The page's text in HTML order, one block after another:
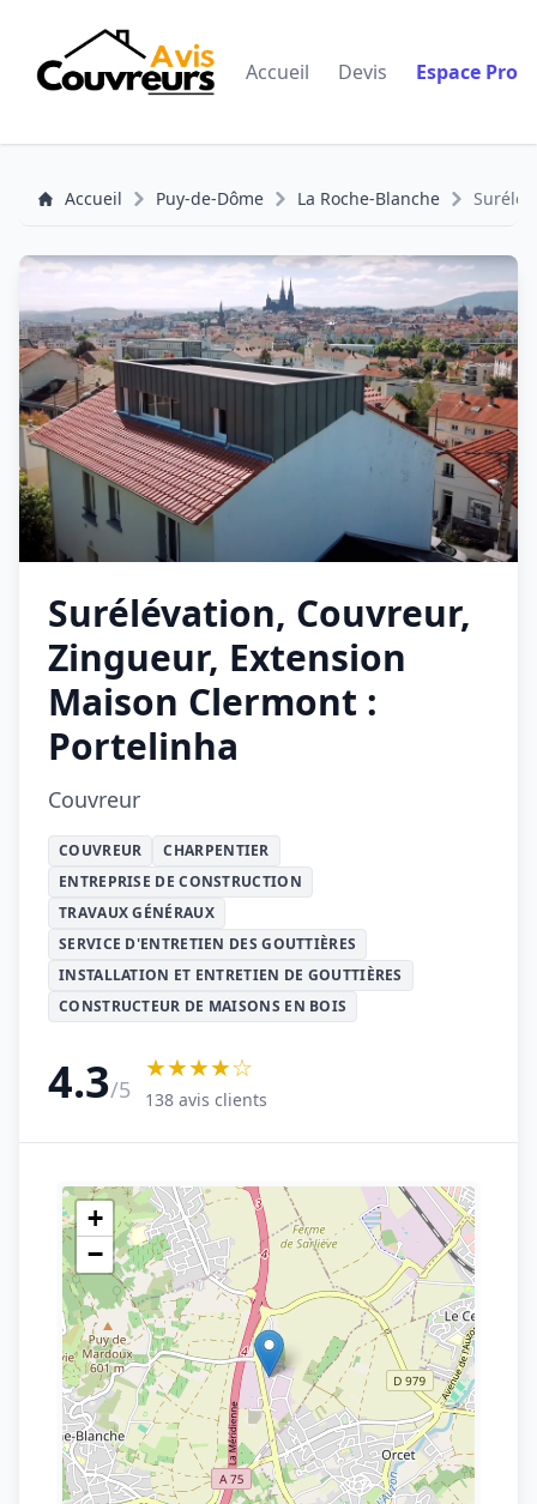
Accueil Devis Espace Pro
Accueil Puy-de-Dôme La Roche-Blanche
Surélévation, Couvreur,
Zingueur, Extension
Maison Clermont :
Portelinha
Couvreur
COUVREUR
CHARPENTIER
ENTREPRISE DE CONSTRUCTION
TRAVAUX GÉNÉRAUX
SERVICE D'ENTRETIEN DES GOUTTIÈRES
INSTALLATION ET ENTRETIEN DE GOUTTIÈRES
CONSTRUCTEUR DE MAISONS EN BOIS
4.3/5
★★★★☆
138 avis clients
+
−